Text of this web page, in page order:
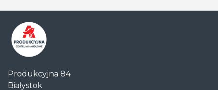
Handlowe
Produkcyjna 84
Białystok